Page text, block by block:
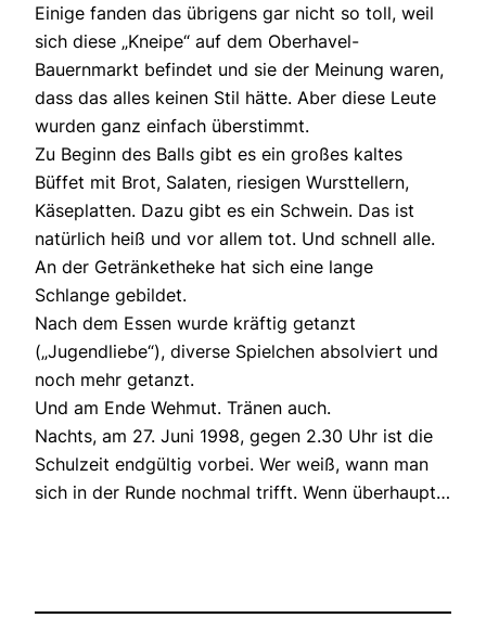
Einige fanden das übrigens gar nicht so toll, weil
sich diese „Kneipe“ auf dem Oberhavel-
Bauernmarkt befindet und sie der Meinung waren,
dass das alles keinen Stil hätte. Aber diese Leute
wurden ganz einfach überstimmt.
Zu Beginn des Balls gibt es ein großes kaltes
Büffet mit Brot, Salaten, riesigen Wursttellern,
Käseplatten. Dazu gibt es ein Schwein. Das ist
natürlich heiß und vor allem tot. Und schnell alle.
An der Getränketheke hat sich eine lange
Schlange gebildet.
Nach dem Essen wurde kräftig getanzt
(„Jugendliebe“), diverse Spielchen absolviert und
noch mehr getanzt.
Und am Ende Wehmut. Tränen auch.
Nachts, am 27. Juni 1998, gegen 2.30 Uhr ist die
Schulzeit endgültig vorbei. Wer weiß, wann man
sich in der Runde nochmal trifft. Wenn überhaupt…